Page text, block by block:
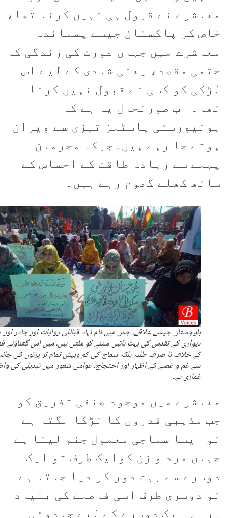
معاشرے نے قبول ہی نہیں کرنا تھا،
خاص کر پاکستان جیسے پسماندہ
معاشرے میں جہاں عورت کی زندگی کا
حتمی مقصد، یعنی شادی کے لیے اس
لڑکی کو کسی نے قبول نہیں کرنا
تھا۔ اب صورتحال یہ ہے کہ
یونیورسٹی ہاسٹلز تیزی سے ویران
ہوتے جا رہے ہیں۔جبکہ مجرمان
پہلے سے زیادہ طاقت کے احساس کے
ساتھ کھلے گھوم رہے ہیں۔
بلوچستان جیسے علاقے، جس میں نام نہاد قبائلی روایات اور چادر اور
دیواری کے تقدس کی بہت باتیں سننے کو ملتی ہیں، میں اس گھناؤنے
کے خلاف نا صرف طلبہ بلکہ سماج کی کم وبیش تمام تر پرتوں کی
سے غم و غصے کے اظہار اور احتجاج، عوامی شعور میں تبدیلی کی
غمازی ہے۔
معاشرے میں موجود صنفی تفریق کو
جب مذہبی قدروں کا تڑکا لگتا ہے
تو ایسا سماجی معمول جنم لیتا ہے
جہاں مرد و زن کوایک طرف تو ایک
دوسرے سے بہت دور کر دیا جاتا ہے
تو دوسری طرف اسی فاصلے کی بنیاد